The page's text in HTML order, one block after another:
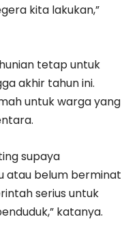
kita lakukan,”
tetap untuk
akhir tahun ini.
untuk warga yang
supaya
atau belum berminat
serius untuk
katanya.